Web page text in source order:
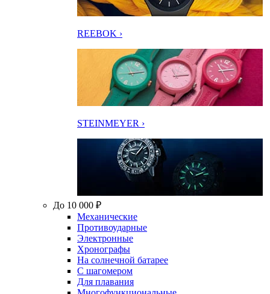
REEBOK ›
STEINMEYER ›
До 10 000 ₽
Механические
Противоударные
Электронные
Хронографы
На солнечной батарее
С шагомером
Для плавания